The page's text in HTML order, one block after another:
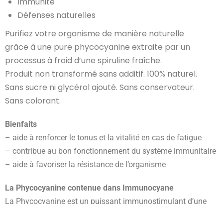
Défenses naturelles
Purifiez votre organisme de manière naturelle
grâce à une pure phycocyanine extraite par un
processus à froid d’une spiruline fraîche.
Produit non transformé sans additif. 100% naturel.
Sans sucre ni glycérol ajouté. Sans conservateur.
Sans colorant.
Bienfaits
– aide à renforcer le tonus et la vitalité en cas de fatigue
– contribue au bon fonctionnement du système immunitaire
– aide à favoriser la résistance de l’organisme
La Phycocyanine contenue dans Immunocyane
La Phycocyanine est un puissant immunostimulant d’une